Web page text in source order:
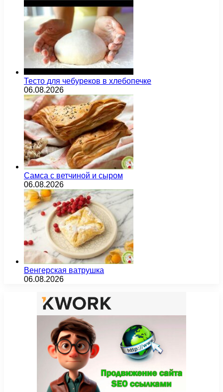
Тесто для чебуреков в хлебопечке
06.08.2026
Самса с ветчиной и сыром
06.08.2026
Венгерская ватрушка
06.08.2026